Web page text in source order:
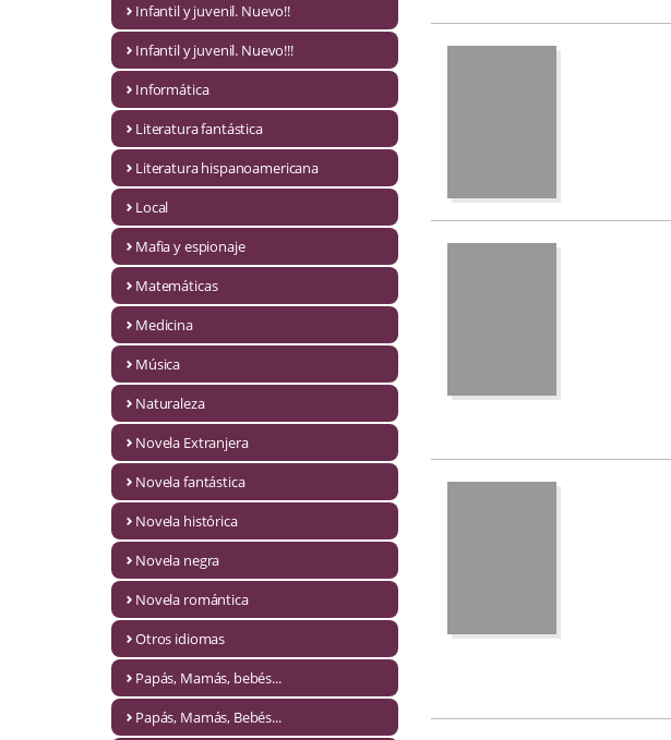
Guerra Civil Española
Infantil y juvenil
Infantil y juvenil. Nuevo!!
Infantil y juvenil. Nuevo!!!
Literatura fantástica
Literatura hispanoamericana
Mafia y espionaje
Novela Extranjera
Infantil y juvenil. Nuevo!!
Infantil y juvenil. Nuevo!!!
Informática
Literatura fantástica
Literatura hispanoamericana
Local
Mafia y espionaje
Matemáticas
Medicina
Música
Naturaleza
Novela Extranjera
Novela fantástica
Novela histórica
Novela negra
Novela romántica
Otros idiomas
Papás, Mamás, bebés...
Papás, Mamás, Bebés...